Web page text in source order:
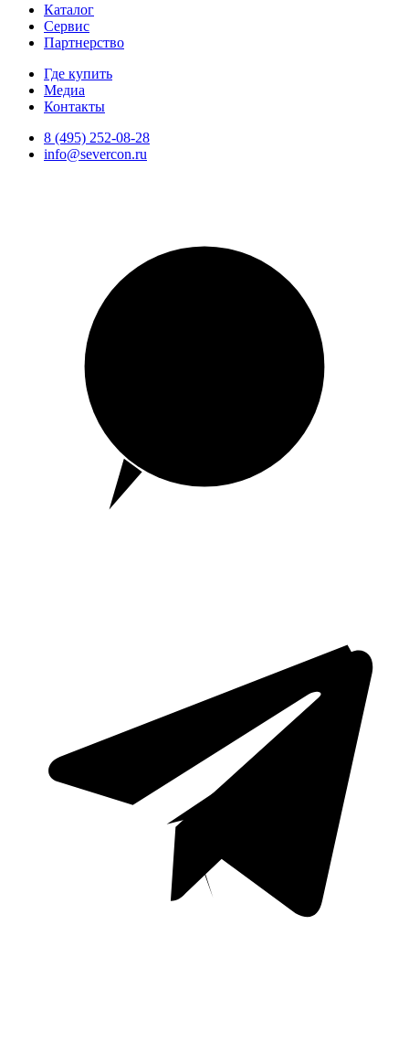
Каталог
Сервис
Партнерство
Где купить
Медиа
Контакты
8 (495) 252-08-28
info@severcon.ru